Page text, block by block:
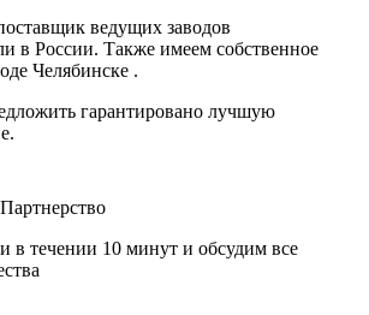
ведущих заводов
в России. Также имеем собственное
Челябинске .
гарантировано лучшую
в течении 10 минут и обсудим все